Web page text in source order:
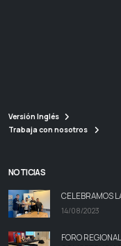
Versión Inglés
Trabaja con nosotros
NOTICIAS
CELEBRAMOS
14/08/2023
FORO